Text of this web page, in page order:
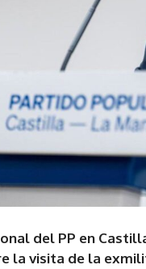
del PP en
la visita de la